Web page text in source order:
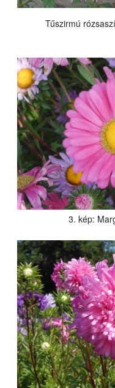
Tűszirmú
3. kép: